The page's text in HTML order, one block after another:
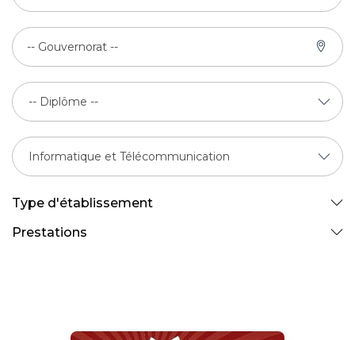
-- Gouvernorat --
Type d'établissement
Prestations